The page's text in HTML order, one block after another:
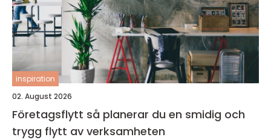
inspiration
02. August 2026
Företagsflytt så planerar du en smidig och
trygg flytt av verksamheten